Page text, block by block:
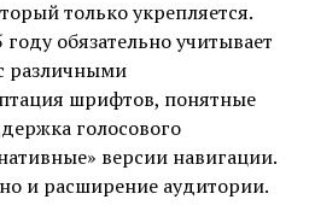
только укрепляется.
обязательно учитывает
различными
шрифтов, понятные
голосового
версии навигации.
и расширение аудитории.